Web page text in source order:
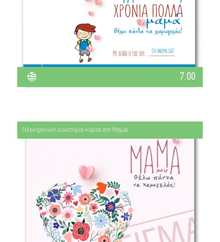
7.00
Ηλεκτρονική ευχετήρια κάρτα στη Μαμά